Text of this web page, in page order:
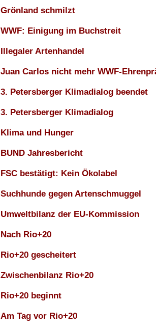
Grönland schmilzt
WWF: Einigung im Buchstreit
Illegaler Artenhandel
Juan Carlos nicht mehr WWF-
3. Petersberger Klimadialog beendet
3. Petersberger Klimadialog
Klima und Hunger
BUND Jahresbericht
FSC bestätigt: Kein Ökolabel
Suchhunde gegen Artenschmuggel
Umweltbilanz der EU-Kommission
Nach Rio+20
Rio+20 gescheitert
Zwischenbilanz Rio+20
Rio+20 beginnt
Am Tag vor Rio+20